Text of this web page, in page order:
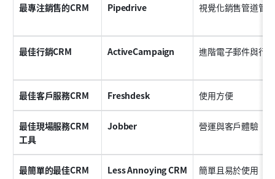
最專注銷售的CRM Pipedrive 視覺化銷售管道管理
最佳行銷CRM ActiveCampaign 進階電子郵件與行
最佳客戶服務CRM Freshdesk 使用方便
最佳現場服務CRM
工具
Jobber 營運與客戶體驗
最簡單的最佳CRM Less Annoying CRM 簡單且易於使用